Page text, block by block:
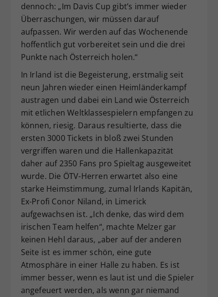
dennoch: „Im Davis Cup gibt’s immer wieder
Überraschungen, wir müssen darauf
aufpassen. Wir werden auf das Wochenende
hoffentlich gut vorbereitet sein und die drei
Punkte nach Österreich holen.“
In Irland ist die Begeisterung, erstmalig seit
neun Jahren wieder einen Heimländerkampf
austragen und dabei ein Land wie Österreich
mit etlichen Weltklassespielern empfangen zu
können, riesig. Daraus resultierte, dass die
ersten 3000 Tickets in bloß zwei Stunden
vergriffen waren und die Hallenkapazität
daher auf 2350 Fans pro Spieltag ausgeweitet
wurde. Die ÖTV-Herren erwartet also eine
starke Heimstimmung, zumal Irlands Kapitän,
Ex-Profi Conor Niland, in Limerick
aufgewachsen ist. „Ich denke, das wird dem
irischen Team helfen“, machte Melzer gar
keinen Hehl daraus, „aber auf der anderen
Seite ist es immer schön, eine gute
Atmosphäre in einer Halle zu haben. Es ist
immer besser, wenn es laut ist und die Spieler
angefeuert werden, als wenn gar niemand